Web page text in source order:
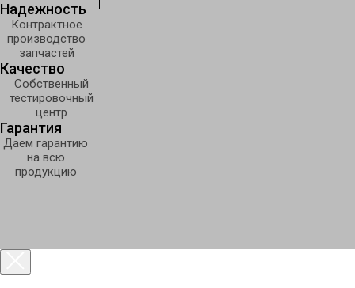
Надежность
Контрактное
производство
запчастей
Качество
Собственный
тестировочный
центр
Гарантия
Даем гарантию
на всю
продукцию